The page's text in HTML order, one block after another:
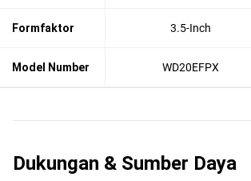
Formfaktor 3.5-Inch
Model Number WD20EFPX
Dukungan & Sumber Daya